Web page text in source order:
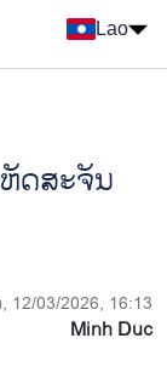
Lao
ດ​ສະ​ຈັນ​
12/03/2026, 16:13
Minh Duc